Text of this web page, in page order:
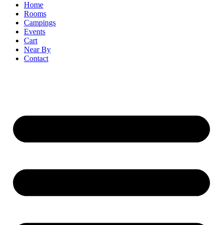
Home
Rooms
Campings
Events
Cart
Near By
Contact